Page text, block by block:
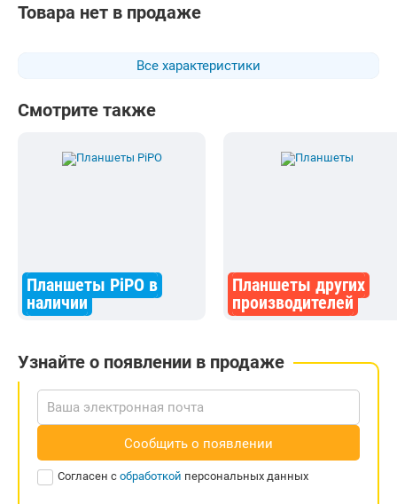
Все характеристики
Товара нет в продаже
Смотрите также
Планшеты PiPO в
наличии
Планшеты других
производителей
Узнайте о появлении в продаже
Сообщить о появлении
Согласен с обработкой персональных данных